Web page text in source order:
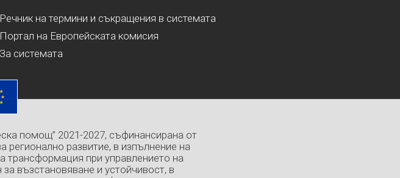
Речник на термини и съкращения в системата
Портал на Европейската комисия
За системата
помощ” 2021-2027, съфинансирана от
развитие, в изпълнение на
трансформация при управлението на
възстановяване и устойчивост, в